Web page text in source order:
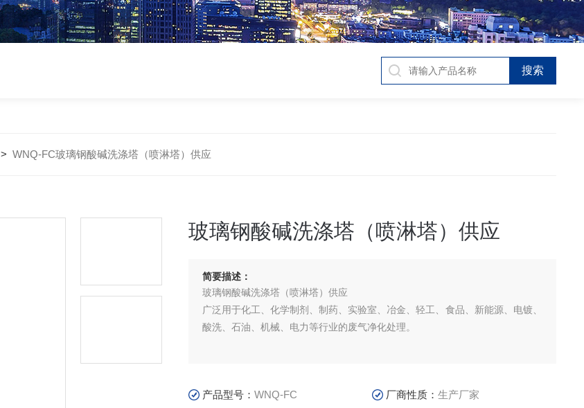
>WNQ-FC玻璃钢酸碱洗涤塔（喷淋塔）供应
玻璃钢酸碱洗涤塔（喷淋塔）供应
简要描述：
玻璃钢酸碱洗涤塔（喷淋塔）供应
广泛用于化工、化学制剂、制药、实验室、冶金、轻工、食品、新能源、电镀、
酸洗、石油、机械、电力等行业的废气净化处理。
产品型号：WNQ-FC 厂商性质：生产厂家